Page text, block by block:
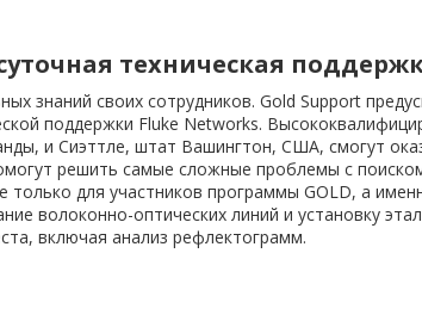
техническая
знаний своих сотрудников. Gold Support
поддержки Fluke Networks.
и Сиэттле, штат Вашингтон, США, смогут
решить самые сложные проблемы с
только для участников программы GOLD, а
волоконно-оптических линий и установку
включая анализ рефлектограмм.